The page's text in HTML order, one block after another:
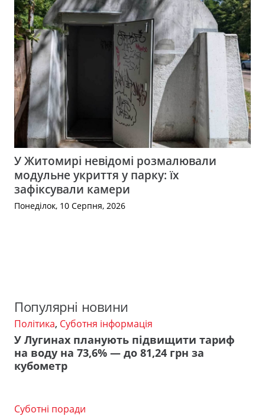
У Житомирі невідомі розмалювали
модульне укриття у парку: їх
зафіксували камери
Понеділок, 10 Серпня, 2026
Популярні новини
Політика, Суботня інформація
У Лугинах планують підвищити тариф
на воду на 73,6% — до 81,24 грн за
кубометр
Суботні поради